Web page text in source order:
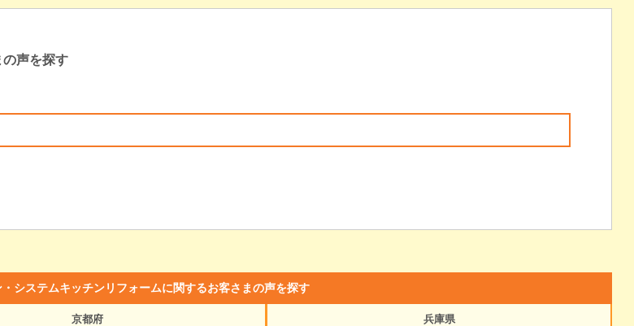
声を探す
システムキッチンリフォームに関するお客さまの声を探す
京都府
兵庫県